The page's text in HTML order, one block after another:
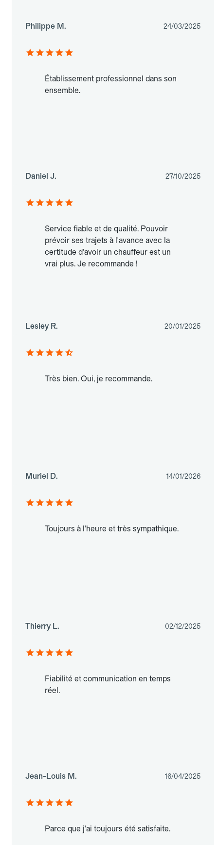
Philippe M. 24/03/2025
Établissement professionnel dans son
ensemble.
Daniel J. 27/10/2025
Service fiable et de qualité. Pouvoir
prévoir ses trajets à l'avance avec la
certitude d'avoir un chauffeur est un
vrai plus. Je recommande !
Lesley R. 20/01/2025
Très bien. Oui, je recommande.
Muriel D. 14/01/2026
Toujours à l'heure et très sympathique.
Thierry L. 02/12/2025
Fiabilité et communication en temps
réel.
Jean-Louis M. 16/04/2025
Parce que j'ai toujours été satisfaite.